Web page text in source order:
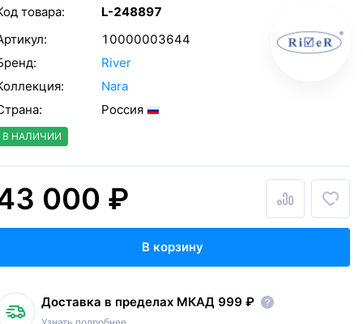
товара:
L-248897
10000003644
River
Nara
Россия
В НАЛИЧИИ
000 ₽
В корзину
Доставка в пределах МКАД 999 ₽